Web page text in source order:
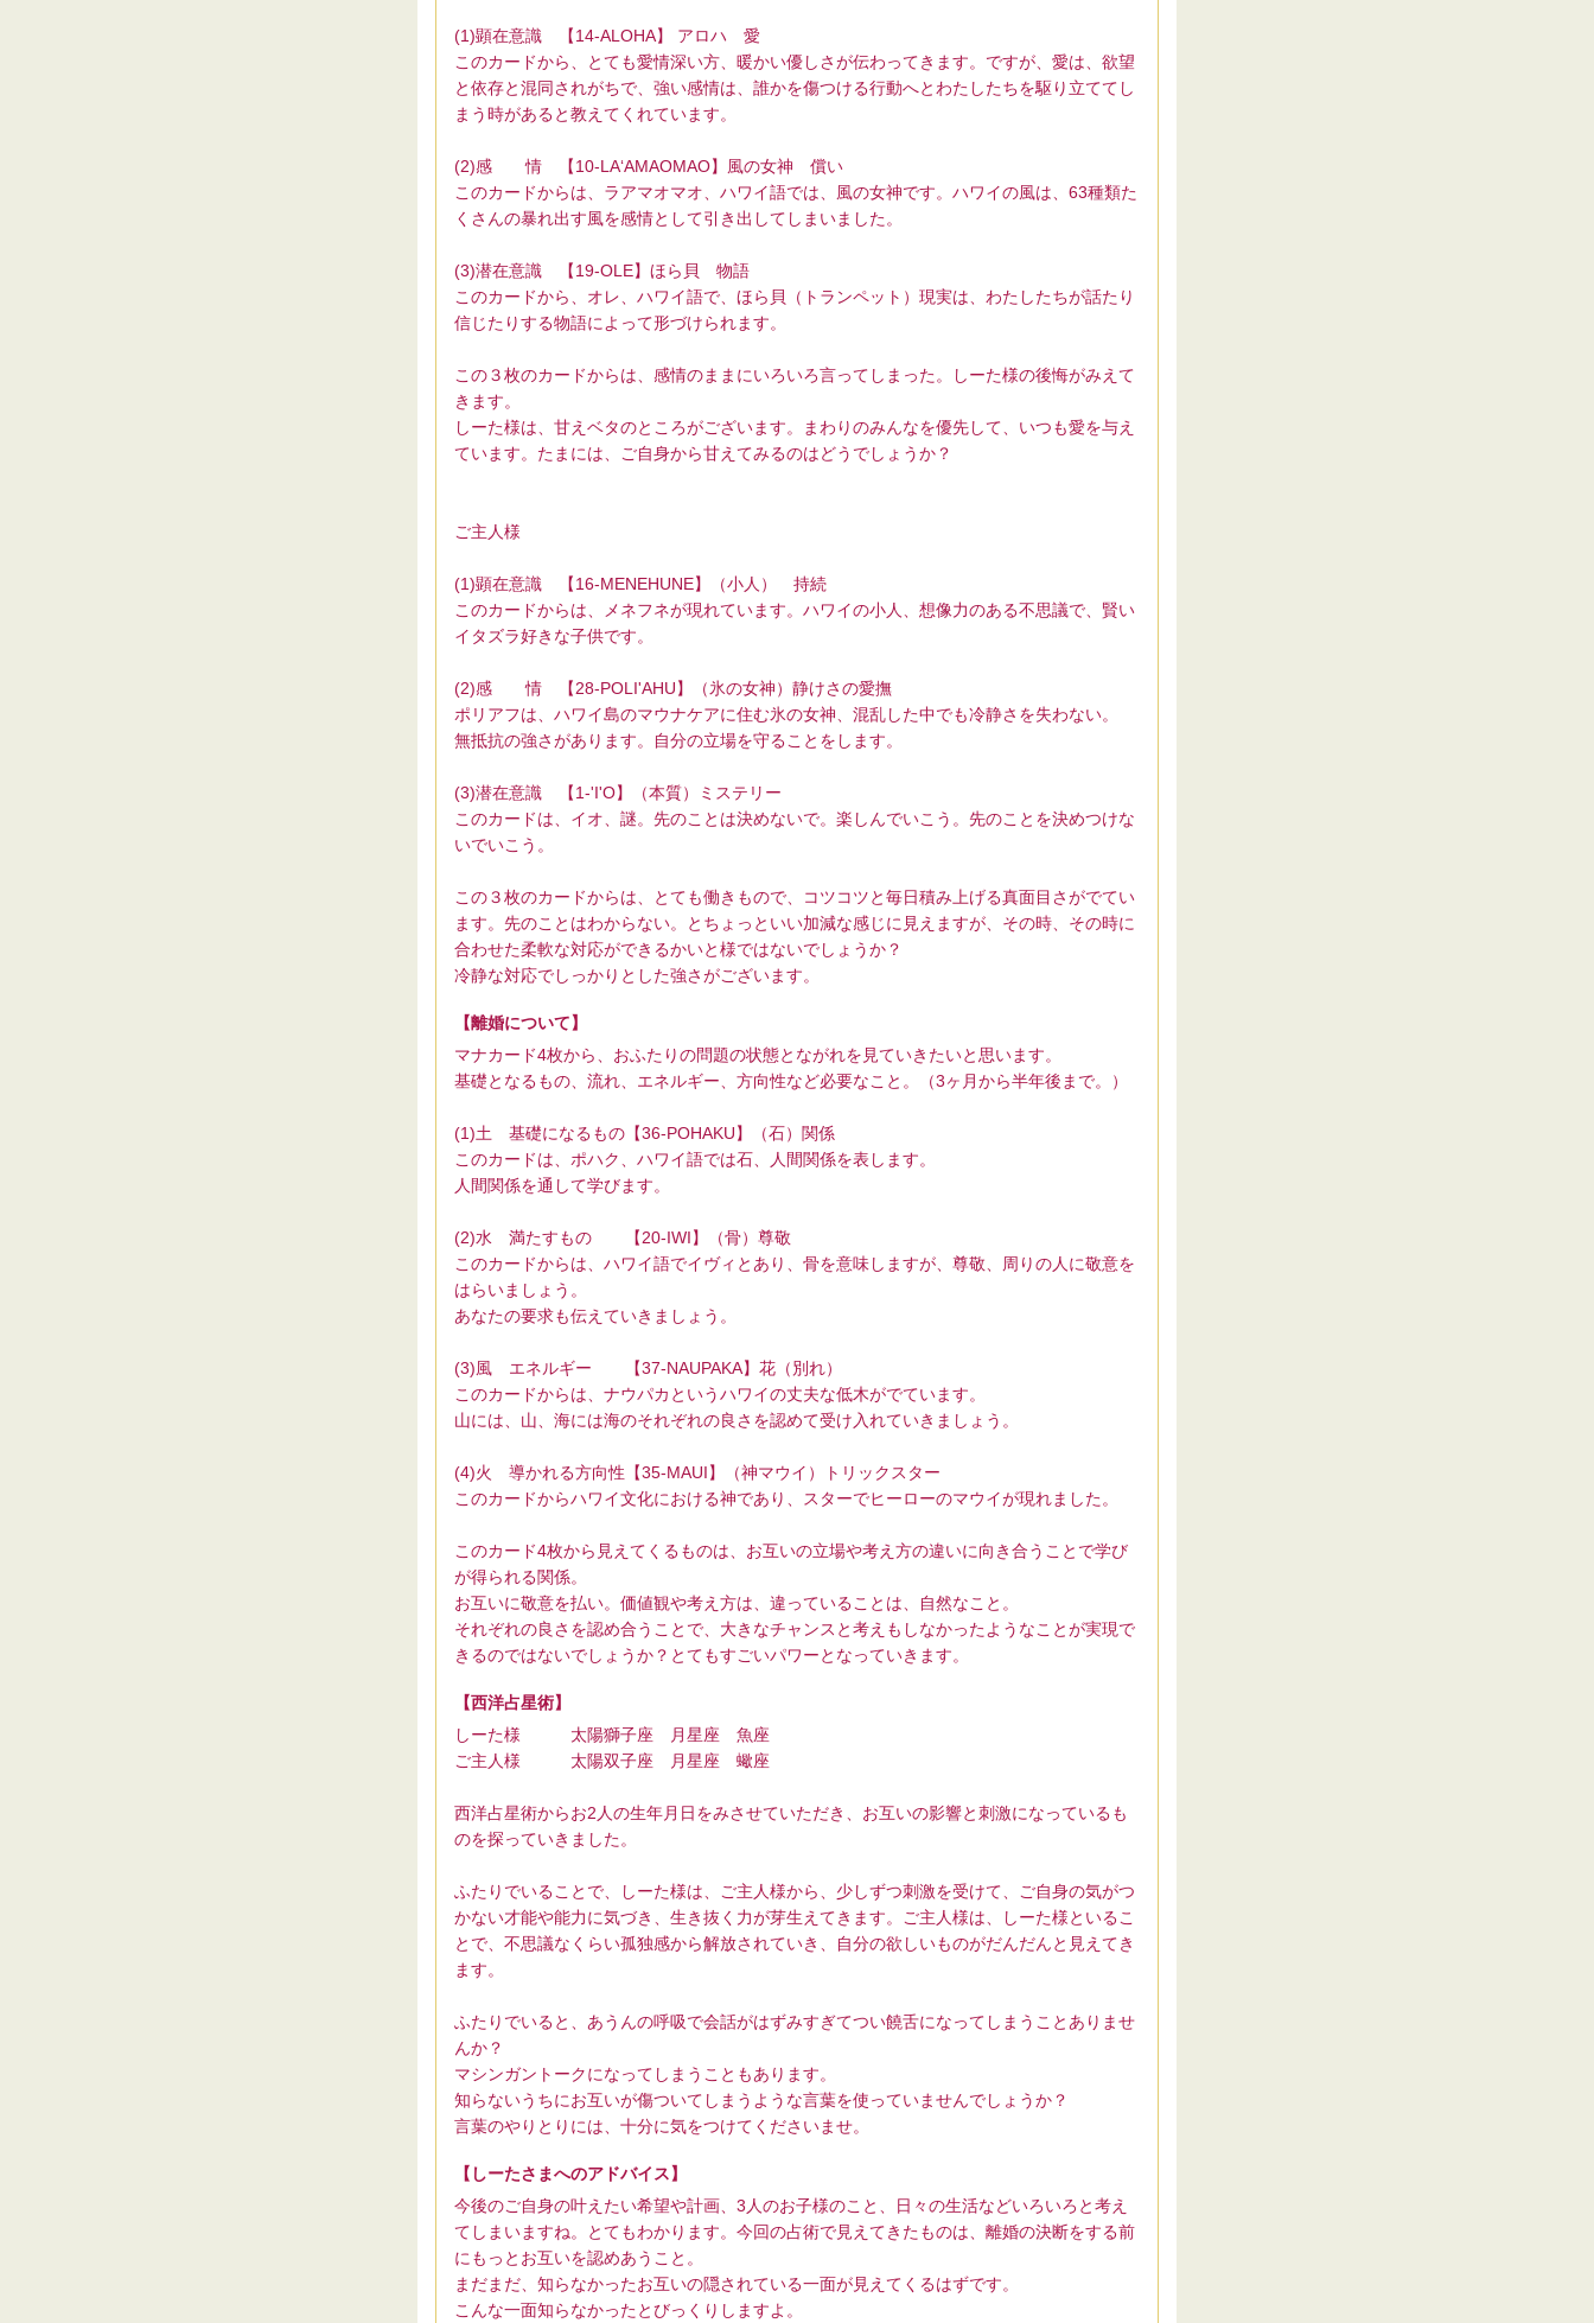
(1)顕在意識 【14-ALOHA】 アロハ 愛
このカードから、とても愛情深い方、暖かい優しさが伝わってきます。ですが、愛は、欲望
と依存と混同されがちで、強い感情は、誰かを傷つける行動へとわたしたちを駆り立ててし
まう時があると教えてくれています。
(2)感 情 【10-LA‘AMAOMAO】風の女神 償い
このカードからは、ラアマオマオ、ハワイ語では、風の女神です。ハワイの風は、63種類た
くさんの暴れ出す風を感情として引き出してしまいました。
(3)潜在意識 【19-OLE】ほら貝 物語
このカードから、オレ、ハワイ語で、ほら貝（トランペット）現実は、わたしたちが話たり
信じたりする物語によって形づけられます。
この３枚のカードからは、感情のままにいろいろ言ってしまった。しーた様の後悔がみえて
きます。
しーた様は、甘えベタのところがございます。まわりのみんなを優先して、いつも愛を与え
ています。たまには、ご自身から甘えてみるのはどうでしょうか？
ご主人様
(1)顕在意識 【16-MENEHUNE】（小人） 持続
このカードからは、メネフネが現れています。ハワイの小人、想像力のある不思議で、賢い
イタズラ好きな子供です。
(2)感 情 【28-POLI'AHU】（氷の女神）静けさの愛撫
ポリアフは、ハワイ島のマウナケアに住む氷の女神、混乱した中でも冷静さを失わない。
無抵抗の強さがあります。自分の立場を守ることをします。
(3)潜在意識 【1-'I'O】（本質）ミステリー
このカードは、イオ、謎。先のことは決めないで。楽しんでいこう。先のことを決めつけな
いでいこう。
この３枚のカードからは、とても働きもので、コツコツと毎日積み上げる真面目さがでてい
ます。先のことはわからない。とちょっといい加減な感じに見えますが、その時、その時に
合わせた柔軟な対応ができるかいと様ではないでしょうか？
冷静な対応でしっかりとした強さがございます。
【離婚について】
マナカード4枚から、おふたりの問題の状態とながれを見ていきたいと思います。
基礎となるもの、流れ、エネルギー、方向性など必要なこと。（3ヶ月から半年後まで。）
(1)土 基礎になるもの【36-POHAKU】（石）関係
このカードは、ポハク、ハワイ語では石、人間関係を表します。
人間関係を通して学びます。
(2)水 満たすもの 【20-IWI】（骨）尊敬
このカードからは、ハワイ語でイヴィとあり、骨を意味しますが、尊敬、周りの人に敬意を
はらいましょう。
あなたの要求も伝えていきましょう。
(3)風 エネルギー 【37-NAUPAKA】花（別れ）
このカードからは、ナウパカというハワイの丈夫な低木がでています。
山には、山、海には海のそれぞれの良さを認めて受け入れていきましょう。
(4)火 導かれる方向性【35-MAUI】（神マウイ）トリックスター
このカードからハワイ文化における神であり、スターでヒーローのマウイが現れました。
このカード4枚から見えてくるものは、お互いの立場や考え方の違いに向き合うことで学び
が得られる関係。
お互いに敬意を払い。価値観や考え方は、違っていることは、自然なこと。
それぞれの良さを認め合うことで、大きなチャンスと考えもしなかったようなことが実現で
きるのではないでしょうか？とてもすごいパワーとなっていきます。
【西洋占星術】
しーた様 太陽獅子座 月星座 魚座
ご主人様 太陽双子座 月星座 蠍座
西洋占星術からお2人の生年月日をみさせていただき、お互いの影響と刺激になっているも
のを探っていきました。
ふたりでいることで、しーた様は、ご主人様から、少しずつ刺激を受けて、ご自身の気がつ
かない才能や能力に気づき、生き抜く力が芽生えてきます。ご主人様は、しーた様といるこ
とで、不思議なくらい孤独感から解放されていき、自分の欲しいものがだんだんと見えてき
ます。
ふたりでいると、あうんの呼吸で会話がはずみすぎてつい饒舌になってしまうことありませ
んか？
マシンガントークになってしまうこともあります。
知らないうちにお互いが傷ついてしまうような言葉を使っていませんでしょうか？
言葉のやりとりには、十分に気をつけてくださいませ。
【しーたさまへのアドバイス】
今後のご自身の叶えたい希望や計画、3人のお子様のこと、日々の生活などいろいろと考え
てしまいますね。とてもわかります。今回の占術で見えてきたものは、離婚の決断をする前
にもっとお互いを認めあうこと。
まだまだ、知らなかったお互いの隠されている一面が見えてくるはずです。
こんな一面知らなかったとびっくりしますよ。